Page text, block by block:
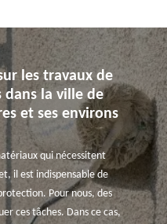
les travaux de
dans la ville de
et ses environs
qui nécessitent
il est indispensable de
Pour nous, des
ces tâches. Dans ce cas,